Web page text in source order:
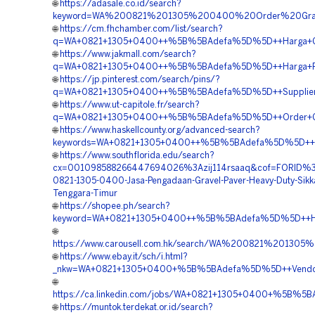
🌐 https://adasale.co.id/search?
🌐 https://cm.fhchamber.com/list/search?
🌐 https://www.jakmall.com/search?
🌐 https://jp.pinterest.com/search/pins/?
🌐 https://www.ut-capitole.fr/search?
🌐 https://www.haskellcounty.org/advanced-search?
🌐 https://www.southflorida.edu/search?
0821-1305-0400-Jasa-Pengadaan-Gravel-Paver-Heavy-Duty-
Tenggara-Timur
🌐 https://shopee.ph/search?
🌐
https://www.carousell.com.hk/search/
🌐 https://www.ebay.it/sch/i.html?
🌐
https://ca.linkedin.com/jobs/
🌐 https://muntok.terdekat.or.id/search?